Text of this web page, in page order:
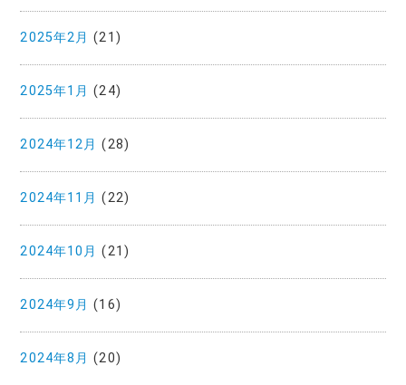
2025年2月 (21)
2025年1月 (24)
2024年12月 (28)
2024年11月 (22)
2024年10月 (21)
2024年9月 (16)
2024年8月 (20)